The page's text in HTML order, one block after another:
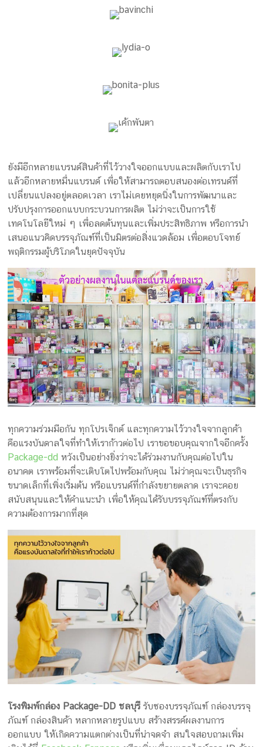
ยังมีอีกหลายแบรนด์สินค้าที่ไว้วางใจออกแบบและผลิตกับเราไป
แล้วอีกหลายหมื่นแบรนด์ เพื่อให้สามารถตอบสนองต่อเทรนด์ที่
เปลี่ยนแปลงอยู่ตลอดเวลา เราไม่เคยหยุดนิ่งในการพัฒนาและ
ปรับปรุงการออกแบบกระบวนการผลิต ไม่ว่าจะเป็นการใช้
เทคโนโลยีใหม่ ๆ เพื่อลดต้นทุนและเพิ่มประสิทธิภาพ หรือการนำ
เสนอแนวคิดบรรจุภัณฑ์ที่เป็นมิตรต่อสิ่งแวดล้อม เพื่อตอบโจทย์
พฤติกรรมผู้บริโภคในยุคปัจจุบัน
ทุกความร่วมมือกัน ทุกโปรเจ็กต์ และทุกความไว้วางใจจากลูกค้า
คือแรงบันดาลใจที่ทำให้เราก้าวต่อไป เราขอขอบคุณจากใจอีกครั้ง
Package-dd หวังเป็นอย่างยิ่งว่าจะได้ร่วมงานกับคุณต่อไปใน
อนาคต เราพร้อมที่จะเติบโตไปพร้อมกับคุณ ไม่ว่าคุณจะเป็นธุรกิจ
ขนาดเล็กที่เพิ่งเริ่มต้น หรือแบรนด์ที่กำลังขยายตลาด เราจะคอย
สนับสนุนและให้คำแนะนำ เพื่อให้คุณได้รับบรรจุภัณฑ์ที่ตรงกับ
ความต้องการมากที่สุด
โรงพิมพ์กล่อง Package-DD ชลบุรีรับซองบรรจุภัณฑ์ กล่องบรรจุ
ภัณฑ์ กล่องสินค้า หลากหลายรูปแบบ สร้างสรรค์ผลงานการ
ออกแบบ ให้เกิดความแตกต่างเป็นที่น่าจดจำ สนใจสอบถามเพิ่ม